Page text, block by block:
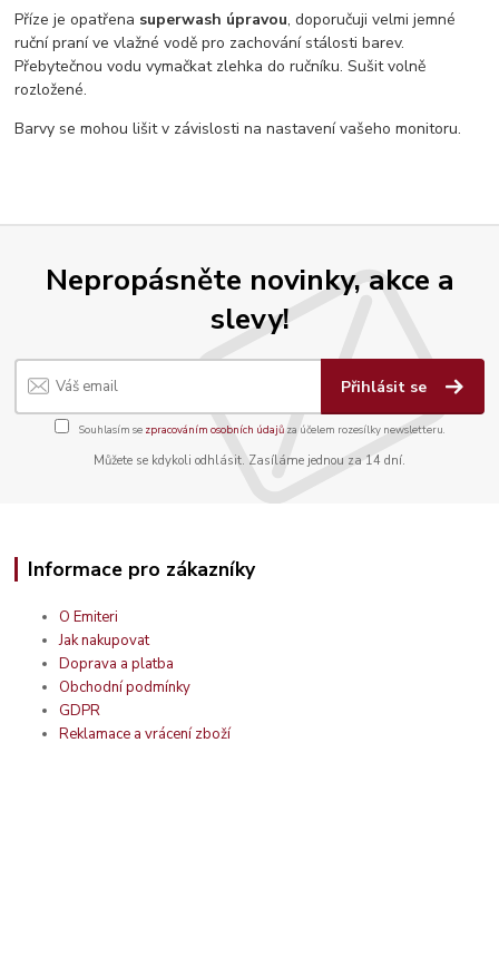
Příze je opatřena superwash úpravou, doporučuji velmi jemné
ruční praní ve vlažné vodě pro zachování stálosti barev.
Přebytečnou vodu vymačkat zlehka do ručníku. Sušit volně
rozložené.
Barvy se mohou lišit v závislosti na nastavení vašeho monitoru.
Nepropásněte novinky, akce a
slevy!
Přihlásit se
Souhlasím se zpracováním osobních údajůza účelem rozesílky newsletteru.
Můžete se kdykoli odhlásit. Zasíláme jednou za 14 dní.
Informace pro zákazníky
O Emiteri
Jak nakupovat
Doprava a platba
Obchodní podmínky
GDPR
Reklamace a vrácení zboží